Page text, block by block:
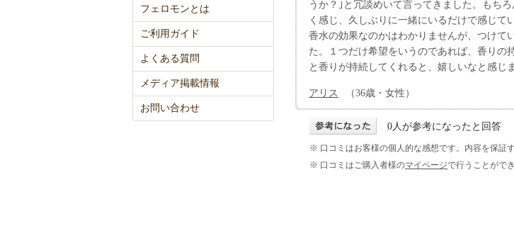
うか？｣と冗談めいて言ってきました。もち
く感じ、久しぶりに一緒にいるだけで感じて
香水の効果なのかはわかりませんが、つけて
た。１つだけ希望をいうのであれば、香りの
と香りが持続してくれると、嬉しいなと感じ
アリス （36歳・女性）
0人が参考になったと回答
※ 口コミはお客様の個人的な感想です。内容を保証
※ 口コミはご購入者様のマイページで行うことができ
フェロモンとは
ご利用ガイド
よくある質問
メディア掲載情報
お問い合わせ